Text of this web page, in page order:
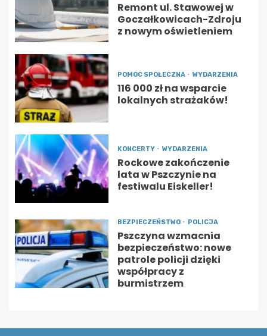
Remont ul. Stawowej w
Goczałkowicach-Zdroju
z nowym oświetleniem
POMOC SPOŁECZNA WYDARZENIA
116 000 zł na wsparcie
lokalnych strażaków!
KONCERTY WYDARZENIA
Rockowe zakończenie
lata w Pszczynie na
festiwalu Eiskeller!
BEZPIECZEŃSTWO POLICJA
Pszczyna wzmacnia
bezpieczeństwo: nowe
patrole policji dzięki
współpracy z
burmistrzem